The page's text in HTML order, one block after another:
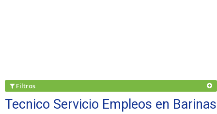
Filtros
Tecnico Servicio Empleos en Barinas